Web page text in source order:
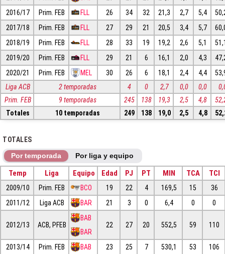
2016/17
Prim. FEB FLL 26 34 32 21,3 2,7 5,4
2017/18
Prim. FEB FLL 27 29 21 20,5 3,4 5,7
2018/19
Prim. FEB FLL 28 33 19 19,2 2,6 5,1
2019/20
Prim. FEB FLL 29 21 6 16,1 2,0 4,3
2020/21
Prim. FEB MEL 30 26 6 18,1 2,4 4,4
Liga ACB
2 temporadas 4 0 2,7 0,0 0,0
Prim. FEB
9 temporadas 245 138 19,3 2,5 4,8
Totales
10 temporadas 249 138 19,0 2,5 4,8
TOTALES
Por temporada Por liga y equipo
Temp Liga Equipo Edad PJ PT MIN TCA TCI
2009/10 Prim. FEB BCO 19 22 4 169,5 15
36
2011/12
Liga ACB BAR 21 3 0 6,4 0 0
2012/13 ACB, PFEB
BAB
BAR
22 27 20 552,5 59 110
2013/14 Prim. FEB BAB 23 25 7 530,1 53 106